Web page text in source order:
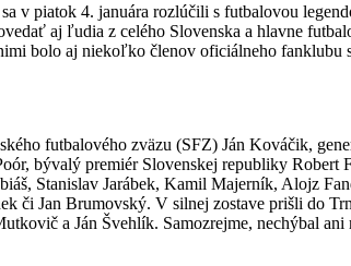
v piatok 4. januára rozlúčili s futbalovou
aj ľudia z celého Slovenska a hlavne
bolo aj niekoľko členov oficiálneho fanklubu
futbalového zväzu (SFZ) Ján Kováčik,
bývalý premiér Slovenskej republiky
Stanislav Jarábek, Kamil Majerník, Alojz
či Jan Brumovský. V silnej zostave prišli do
a Ján Švehlík. Samozrejme, nechýbal